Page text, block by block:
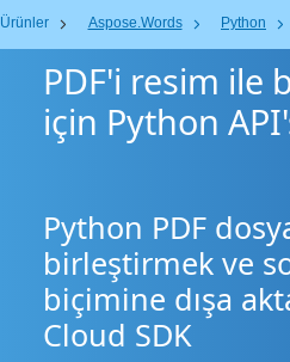
Ürünler Aspose.Words Python
PDF'i resim ile
için Python
Python PDF
birleştirmek ve
biçimine dışa
Cloud SDK